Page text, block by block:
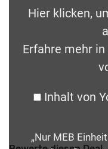
Hier klicken,
Erfahre mehr in
Inhalt von
„Nur MEB